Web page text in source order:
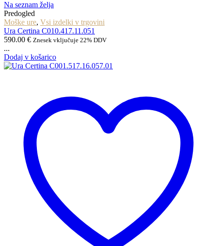
Na seznam želja
Predogled
Moške ure, Vsi izdelki v trgovini
Ura Certina C010.417.11.051
590.00 € Znesek vključuje 22% DDV
...
Dodaj v košarico